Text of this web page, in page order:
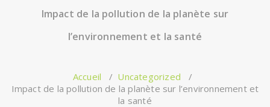
Impact de la pollution de la planète sur
l’environnement et la santé
Accueil / Uncategorized /
Impact de la pollution de la planète sur l’environnement et
la santé